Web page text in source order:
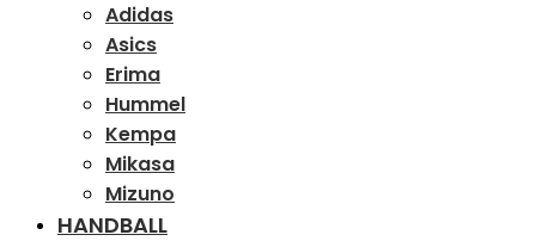
Adidas
Asics
Erima
Hummel
Kempa
Mikasa
Mizuno
HANDBALL